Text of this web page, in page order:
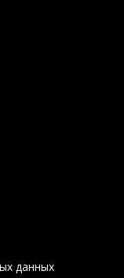
данных